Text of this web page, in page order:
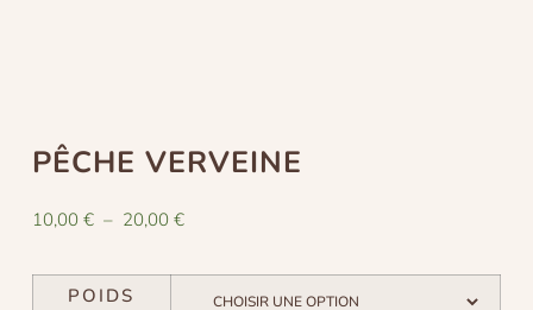
PÊCHE VERVEINE
10,00 € – 20,00 €
POIDS